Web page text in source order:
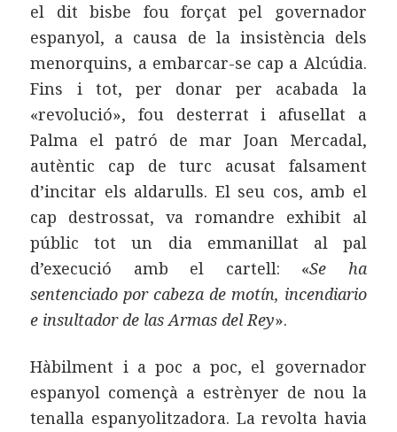
el dit bisbe fou forçat pel governador
espanyol, a causa de la insistència dels
menorquins, a embarcar-se cap a Alcúdia.
Fins i tot, per donar per acabada la
«revolució», fou desterrat i afusellat a
Palma el patró de mar Joan Mercadal,
autèntic cap de turc acusat falsament
d’incitar els aldarulls. El seu cos, amb el
cap destrossat, va romandre exhibit al
públic tot un dia emmanillat al pal
d’execució amb el cartell: «Se ha
sentenciado por cabeza de motín, incendiario
e insultador de las Armas del Rey».
Hàbilment i a poc a poc, el governador
espanyol començà a estrènyer de nou la
tenalla espanyolitzadora. La revolta havia